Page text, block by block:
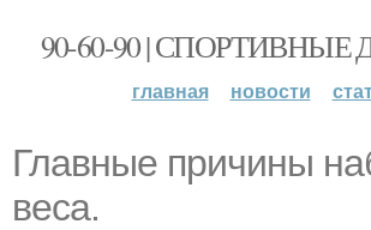
90-60-90 |
главная новости
Главные причины
веса.